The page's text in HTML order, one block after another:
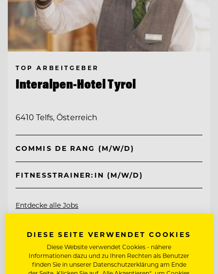
TOP ARBEITGEBER
Interalpen-Hotel Tyrol
6410 Telfs, Österreich
COMMIS DE RANG (M/W/D)
FITNESSTRAINER:IN (M/W/D)
Entdecke alle Jobs
DIESE SEITE VERWENDET COOKIES
Diese Website verwendet Cookies - nähere
Informationen dazu und zu Ihren Rechten als Benutzer
finden Sie in unserer Datenschutzerklärung am Ende